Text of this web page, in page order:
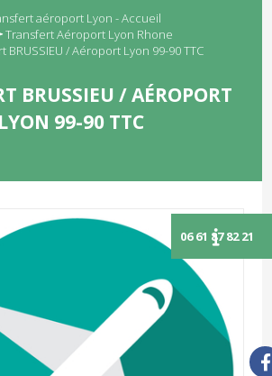
aéroport Lyon - Accueil
Transfert Aéroport Lyon Rhone
BRUSSIEU / Aéroport Lyon 99-90 TTC
BRUSSIEU / AÉROPORT
LYON 99-90 TTC